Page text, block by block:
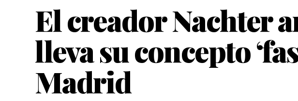
El creador Nachter
lleva su concepto
Madrid